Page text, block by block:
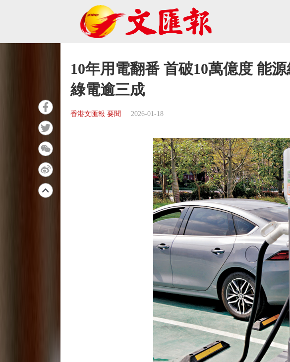
10年用電翻番 首破10萬億度 能
綠電逾三成
香港文匯報 要聞 2026-01-18